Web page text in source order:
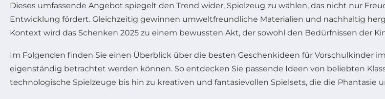
Dieses umfassende Angebot spiegelt den Trend wider, Spielzeug zu wählen, das nicht nur
Entwicklung fördert. Gleichzeitig gewinnen umweltfreundliche Materialien und nachhaltig
Kontext wird das Schenken 2025 zu einem bewussten Akt, der sowohl den Bedürfnissen der
Im Folgenden finden Sie einen Überblick über die besten Geschenkideen für Vorschulkinder
eigenständig betrachtet werden können. So entdecken Sie passende Ideen von beliebten
technologische Spielzeuge bis hin zu kreativen und fantasievollen Spielsets, die die Phantasie